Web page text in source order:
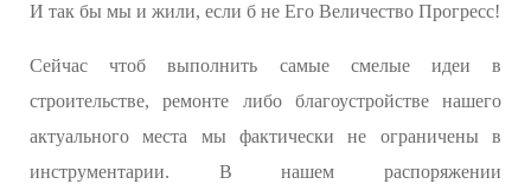
И так бы мы и жили, если б не Его Величество Прогресс!
Сейчас чтоб выполнить самые смелые идеи в
строительстве, ремонте либо благоустройстве нашего
актуального места мы фактически не ограничены в
инструментарии. В нашем распоряжении